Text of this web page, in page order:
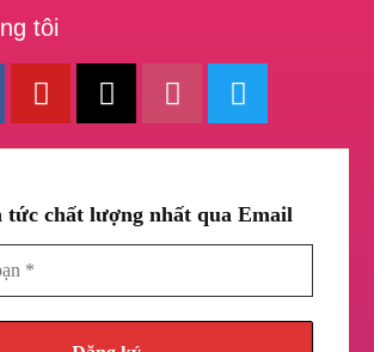
tôi
tức chất lượng nhất qua Email